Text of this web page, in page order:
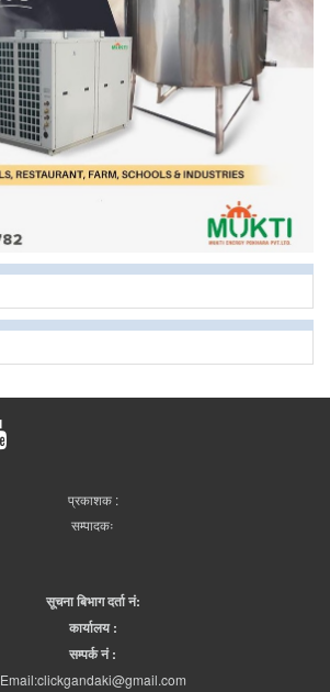
प्रकाशक :
सम्पादकः
सूचना बिभाग दर्ता नं:
कार्यालय :
सम्पर्क नं :
Email:clickgandaki@gmail.com